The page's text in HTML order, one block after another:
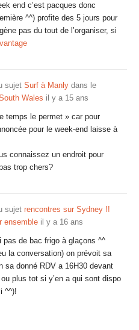
end c’est pacques donc
^^) profite des 5 jours pour
pas du tout de l’organiser, si
sujet Surf à Manly dans le
Wales il y a 15 ans
temps le permet » car pour
pour le week-end laisse à
connaissez un endroit pour
trop chers?
sujet rencontres sur Sydney !!
ensemble il y a 16 ans
de bac frigo à glaçons ^^
la conversation) on prévoit sa
sa donné RDV a 16H30 devant
ou plus tot si y’en a qui sont dispo
^^)!